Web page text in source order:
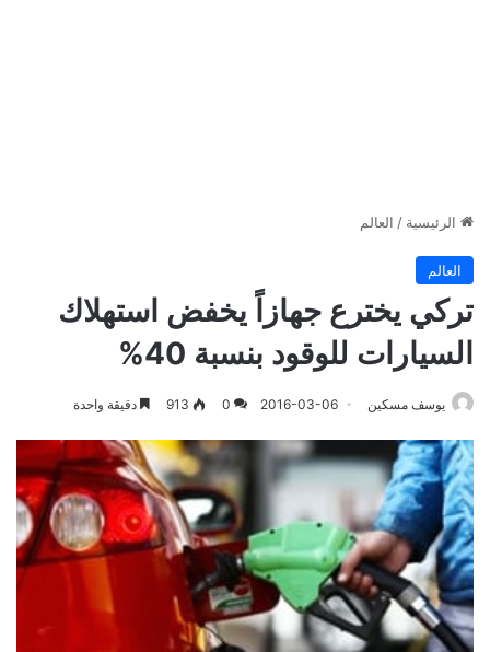
الرئيسية / العالم
العالم
تركي يخترع جهازاً يخفض استهلاك
السيارات للوقود بنسبة 40%
يوسف مسكين 2016-03-06
0
913 دقيقة واحدة